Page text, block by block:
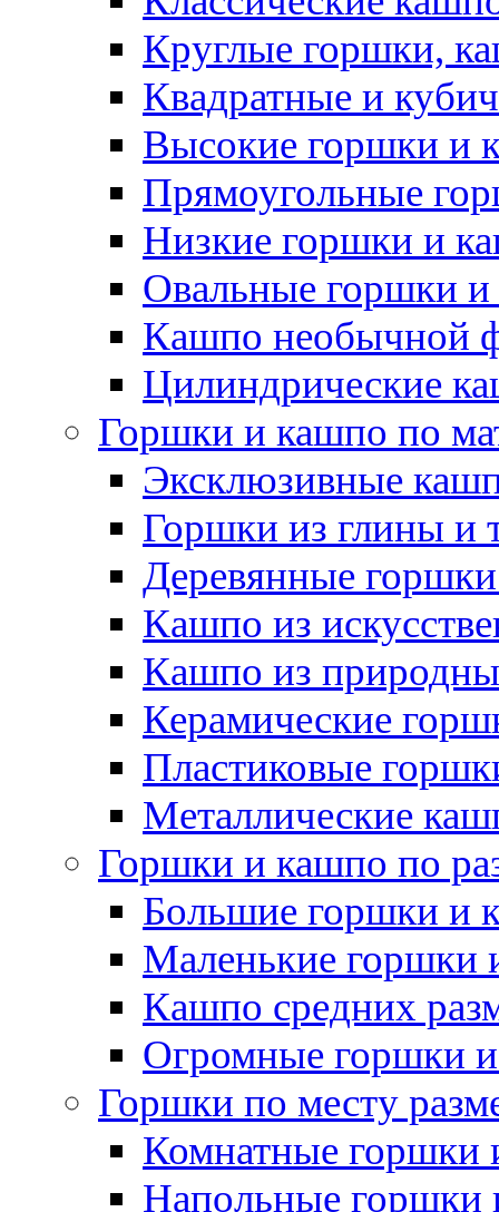
Круглые горшки,
Квадратные и
Высокие горшки и
Прямоугольные
Низкие горшки и
Овальные горшки
Кашпо необычной
Цилиндрические
Горшки и кашпо по
Эксклюзивные
Горшки из глины и
Деревянные
Кашпо из
Кашпо из
Керамические
Пластиковые
Металлические
Горшки и кашпо по
Большие горшки и
Маленькие горшки
Кашпо средних
Огромные горшки
Горшки по месту
Комнатные горшки
Напольные горшки